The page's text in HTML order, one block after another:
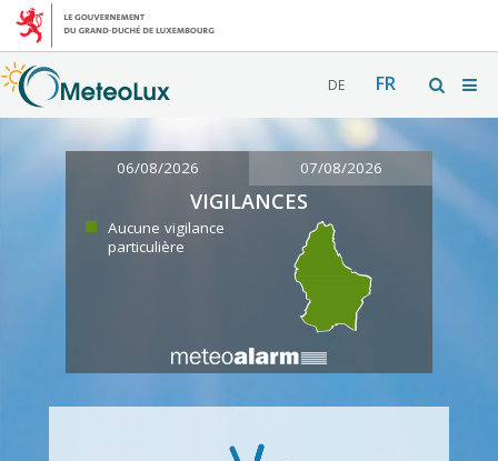
DE FR
06/08/2026 07/08/2026
VIGILANCES
Aucune vigilance
particulière